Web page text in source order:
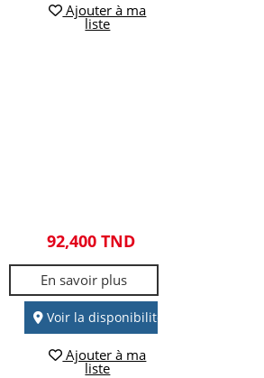
Ajouter à ma
liste
92,400 TND
En savoir plus
Voir la disponibilité
Ajouter à ma
liste